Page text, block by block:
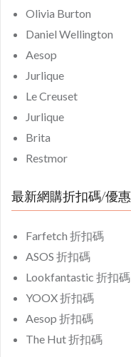
Olivia Burton
Daniel Wellington
Aesop
Jurlique
Le Creuset
Jurlique
Brita
Restmor
最新網購折扣碼/優
Farfetch 折扣碼
ASOS 折扣碼
Lookfantastic 折扣碼
YOOX 折扣碼
Aesop 折扣碼
The Hut 折扣碼